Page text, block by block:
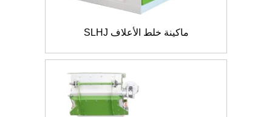
ماكينة خلط الأعلاف SLHJ